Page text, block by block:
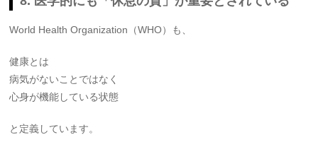
World Health Organization （WHO）も、
健康とは
病気がないことではなく
心身が機能している状態
と定義しています。